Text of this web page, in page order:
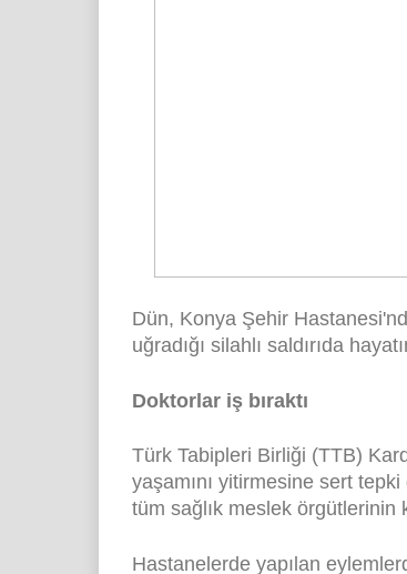
Dün, Konya Şehir
uğradığı silahlı saldırıda
Doktorlar iş bıraktı
Türk Tabipleri Birliği (TTB)
yaşamını yitirmesine sert
tüm sağlık meslek örgütlerinin
Hastanelerde yapılan